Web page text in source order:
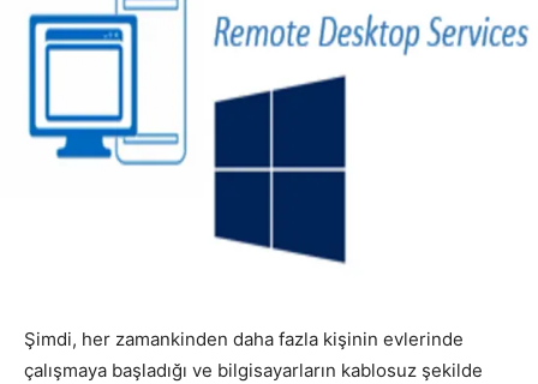
Şimdi, her zamankinden daha fazla kişinin evlerinde
çalışmaya başladığı ve bilgisayarların kablosuz şekilde